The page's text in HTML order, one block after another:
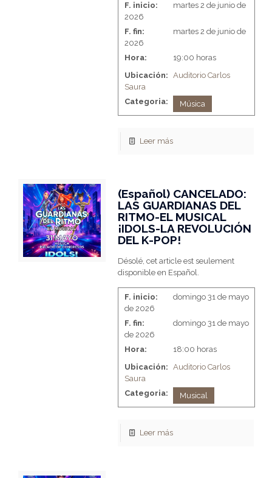
F. inicio:
martes 2 de junio de
2026
F. fin:
martes 2 de junio de
2026
Hora:
19:00 horas
Ubicación: Auditorio Carlos
Saura
Categoria:
Música
Leer más
(Español) CANCELADO:
LAS GUARDIANAS DEL
RITMO-EL MUSICAL
¡IDOLS-LA REVOLUCIÓN
DEL K-POP!
Désolé, cet article est seulement
disponible en Español.
F. inicio:
domingo 31 de mayo
de 2026
F. fin:
domingo 31 de mayo
de 2026
Hora:
18:00 horas
Ubicación: Auditorio Carlos
Saura
Categoria:
Musical
Leer más